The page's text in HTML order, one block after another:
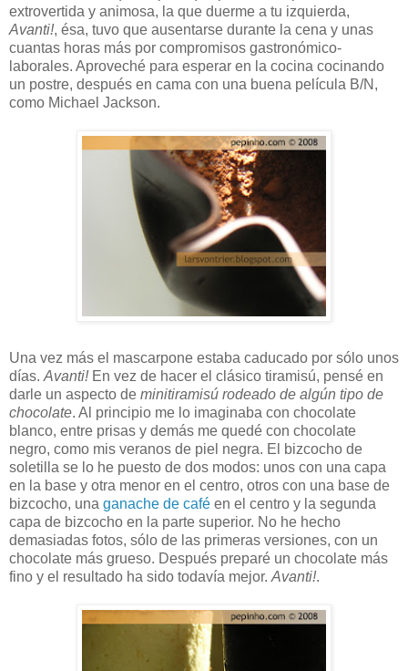
extrovertida y animosa, la que duerme a tu izquierda,
Avanti!, ésa, tuvo que ausentarse durante la cena y unas
cuantas horas más por compromisos gastronómico-
laborales. Aproveché para esperar en la cocina cocinando
un postre, después en cama con una buena película B/N,
como Michael Jackson.
Una vez más el mascarpone estaba caducado por sólo unos
días. Avanti!En vez de hacer el clásico tiramisú, pensé en
darle un aspecto de minitiramisú rodeado de algún tipo de
chocolate. Al principio me lo imaginaba con chocolate
blanco, entre prisas y demás me quedé con chocolate
negro, como mis veranos de piel negra. El bizcocho de
soletilla se lo he puesto de dos modos: unos con una capa
en la base y otra menor en el centro, otros con una base de
bizcocho, una ganache de café en el centro y la segunda
capa de bizcocho en la parte superior. No he hecho
demasiadas fotos, sólo de las primeras versiones, con un
chocolate más grueso. Después preparé un chocolate más
fino y el resultado ha sido todavía mejor. Avanti!.